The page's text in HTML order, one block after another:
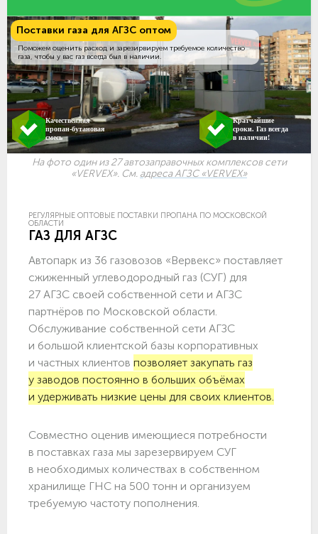
Поставки газа для АГЗС оптом
Поможем оценить расход и зарезирвируем требуемое количество
газа, чтобы у вас газ всегда был в наличии.
Качественная
пропан-бутановая
смесь
Кратчайшие
сроки. Газ всегда
в наличии!
На фото один из 27 автозаправочных комплексов сети
«VERVEX». См. адреса АГЗС «VERVEX»
РЕГУЛЯРНЫЕ ОПТОВЫЕ ПОСТАВКИ ПРОПАНА ПО МОСКОВСКОЙ
ОБЛАСТИ
ГАЗ ДЛЯ АГЗС
Автопарк из 36 газовозов «Вервекс» поставляет
сжиженный углеводородный газ (СУГ) для
27 АГЗС своей собственной сети и АГЗС
партнёров по Московской области.
Обслуживание собственной сети АГЗС
и большой клиентской базы корпоративных
и частных клиентов позволяет закупать газ
у заводов постоянно в больших объёмах
и удерживать низкие цены для своих клиентов.
Совместно оценив имеющиеся потребности
в поставках газа мы зарезервируем СУГ
в необходимых количествах в собственном
хранилище ГНС на 500 тонн и организуем
требуемую частоту пополнения.